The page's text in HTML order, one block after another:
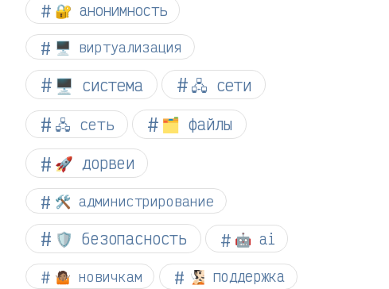
🔐 анонимность
🖥️ виртуализация
🖥️ система 🖧 сети
🖧 сеть 🗂️ файлы
🚀 дорвеи
🛠️ администрирование
🛡️ безопасность 🤖 ai
🤷🏽 новичкам 🧏🏻 поддержка